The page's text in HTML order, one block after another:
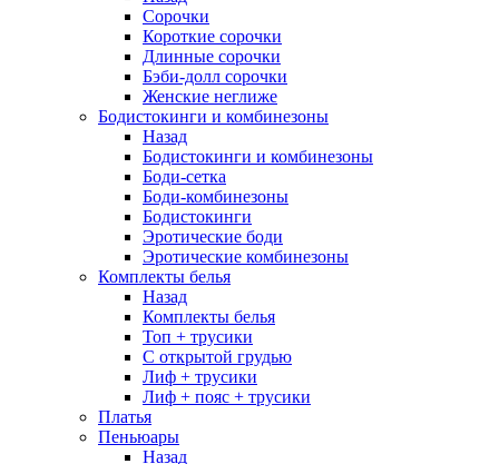
Сорочки
Короткие сорочки
Длинные сорочки
Бэби-долл сорочки
Женские неглиже
Бодистокинги и комбинезоны
Назад
Бодистокинги и комбинезоны
Боди-сетка
Боди-комбинезоны
Бодистокинги
Эротические боди
Эротические комбинезоны
Комплекты белья
Назад
Комплекты белья
Топ + трусики
С открытой грудью
Лиф + трусики
Лиф + пояс + трусики
Платья
Пеньюары
Назад